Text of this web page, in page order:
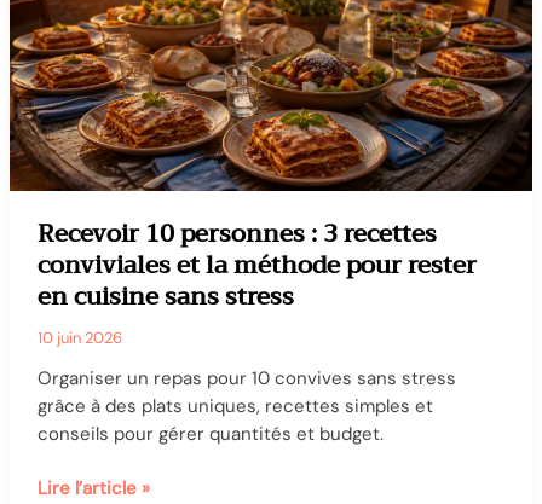
et
recettes
pour
éviter
le
gaspillage
Recevoir 10 personnes : 3 recettes
conviviales et la méthode pour rester
en cuisine sans stress
10 juin 2026
Organiser un repas pour 10 convives sans stress
grâce à des plats uniques, recettes simples et
conseils pour gérer quantités et budget.
Recevoir
Lire l’article »